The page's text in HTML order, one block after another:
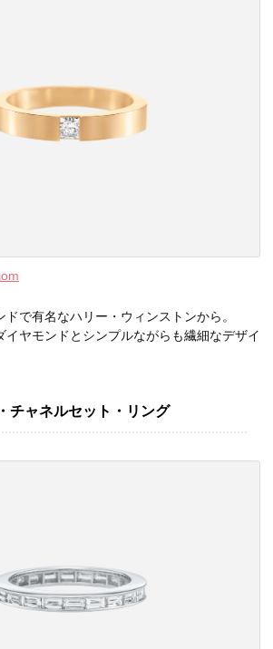
で有名なハリー・ウィンストンから。
イヤモンドとシンプルながらも繊細なデザイ
チャネルセット・リング